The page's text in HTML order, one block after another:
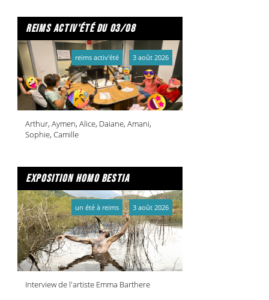
reims activ'été du 03/08
Arthur, Aymen, Alice, Daiane, Amani,
Sophie, Camille
reims activ'été 3 août 2026
exposition homo bestia
Interview de l'artiste Emma Barthere
un été à reims 3 août 2026